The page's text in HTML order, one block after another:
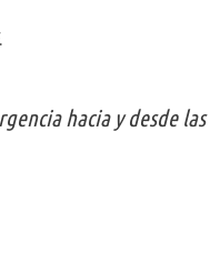
hacia y desde las